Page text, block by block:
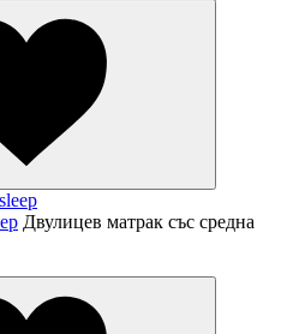
Двулицев матрак със средна